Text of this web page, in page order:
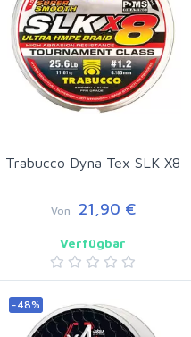
Trabucco Dyna Tex SLK X8
Von 21,90 €
Verfügbar
-48%